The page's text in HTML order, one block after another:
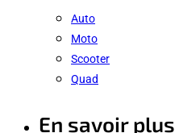
Auto
Moto
Scooter
Quad
En savoir plus